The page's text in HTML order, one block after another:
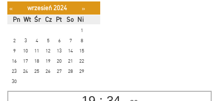
« wrzesień 2024
»
Pn Wt Śr Cz Pt So Ni
1
2
3 4 5 6 7
8
9
10 11 12 13 14
15
16
17 18 19 20 21
22
23
24 25 26 27 28
29
30